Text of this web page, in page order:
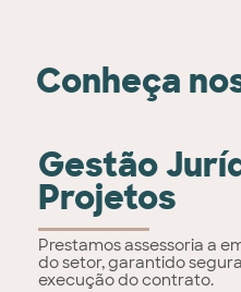
Conheça
Gestão
Projetos
Prestamos assessoria a
do setor, garantido
execução do contrato.